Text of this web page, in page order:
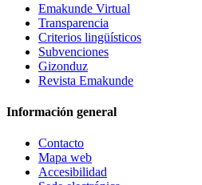
Emakunde Virtual
Transparencia
Criterios lingüísticos
Subvenciones
Gizonduz
Revista Emakunde
Información general
Contacto
Mapa web
Accesibilidad